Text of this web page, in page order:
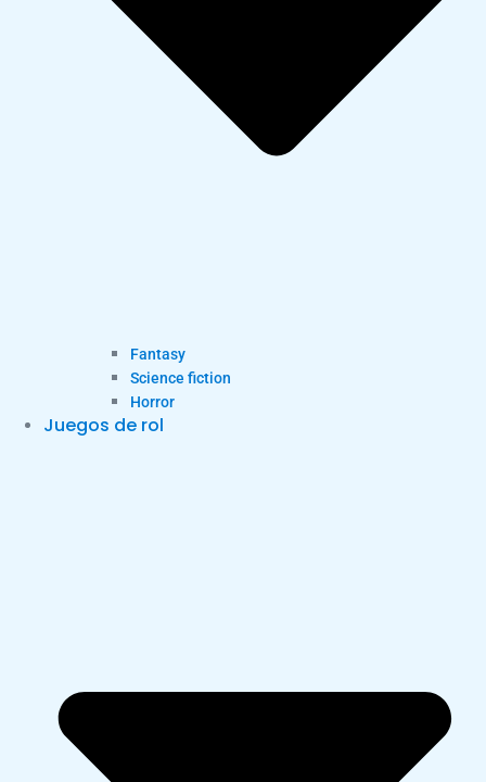
Fantasy
Science fiction
Horror
Juegos de rol